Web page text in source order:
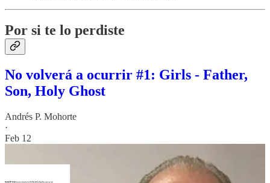
Por si te lo perdiste
No volverá a ocurrir #1: Girls - Father,
Son, Holy Ghost
Andrés P. Mohorte
·
Feb 12